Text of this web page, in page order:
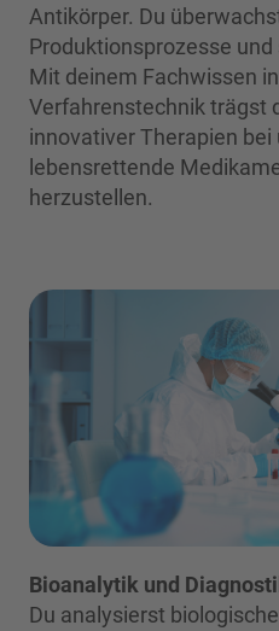
Antikörper. Du
Produktionsprozesse
Mit deinem Fachwissen
Verfahrenstechnik trägst
innovativer Therapien bei
lebensrettende
herzustellen.
Bioanalytik und
Du analysierst